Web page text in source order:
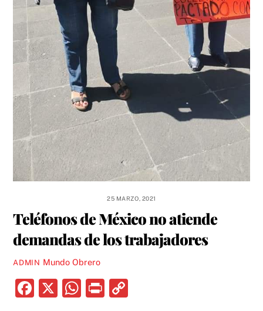
25 MARZO, 2021
Teléfonos de México no atiende
demandas de los trabajadores
ADMIN Mundo Obrero
F
X
W P